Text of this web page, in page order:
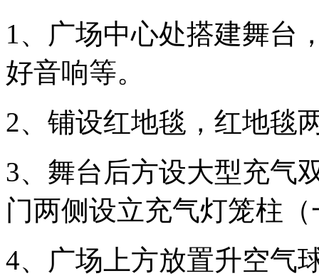
1、广场中心处搭建舞台
好音响等。
2、铺设红地毯，红地毯
3、舞台后方设大型充气
门两侧设立充气灯笼柱
4、广场上方放置升空气